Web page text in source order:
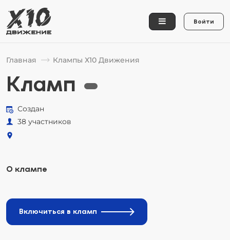
Войти
Главная Клампы Х10 Движения
Кламп
Создан
38 участников
О клампе
Включиться в кламп